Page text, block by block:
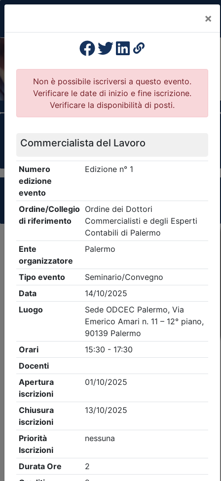
×
Previous
Il portale della formazione per Ordini e
Clicca qui - espandi la sezione dei filtri ricerca
eventi
Criteri di ricerca applicati:
- Tipo Ordine/collegio:Dott. Comm. E.C.
Palermo- Eventi in programma dal6/8/2026
iCal Feed RSS
Dettagli evento
Gratuito
Ordine dei Dottori Commercialisti e degli Esperti Contabili